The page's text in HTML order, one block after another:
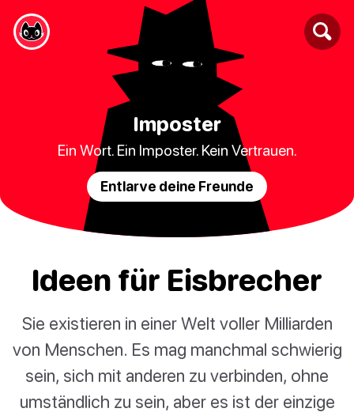
Imposter
Ein Wort. Ein Imposter. Kein Vertrauen.
Entlarve deine Freunde
Ideen für Eisbrecher
Sie existieren in einer Welt voller Milliarden
von Menschen. Es mag manchmal schwierig
sein, sich mit anderen zu verbinden, ohne
umständlich zu sein, aber es ist der einzige